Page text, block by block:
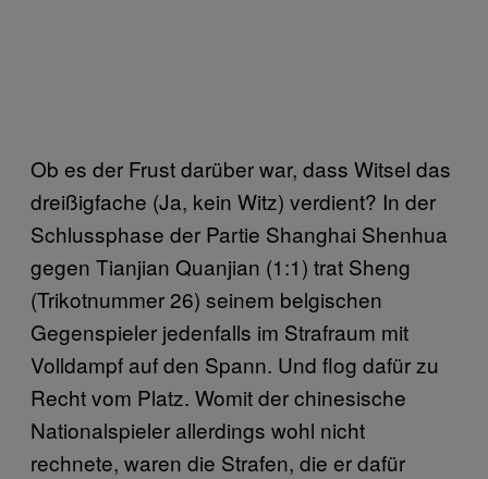
Ob es der Frust darüber war, dass Witsel das
dreißigfache (Ja, kein Witz) verdient? In der
Schlussphase der Partie Shanghai Shenhua
gegen Tianjian Quanjian (1:1) trat Sheng
(Trikotnummer 26) seinem belgischen
Gegenspieler jedenfalls im Strafraum mit
Volldampf auf den Spann. Und flog dafür zu
Recht vom Platz. Womit der chinesische
Nationalspieler allerdings wohl nicht
rechnete, waren die Strafen, die er dafür